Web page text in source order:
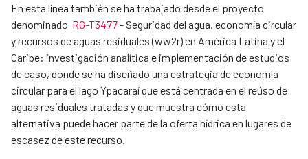
En esta línea también se ha trabajado desde ​el proyecto
denominado ​ RG-T3477- Seguridad del agua, economía circular
y recursos de aguas residuales (ww2r) en América Latina y el
Caribe: investigación analítica e implementación de estudios
de caso, donde se ha diseñado una estrategia de economía
circular para el lago Ypacaraí que está centrada en el reúso de
aguas residuales tratadas y que muestra cómo esta
alternativa puede hacer parte de la oferta hídrica en lugares de
escasez de este recurso.